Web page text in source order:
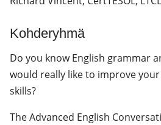
Kohderyhmä
Do you know English grammar
would really like to improve
skills?
The Advanced English